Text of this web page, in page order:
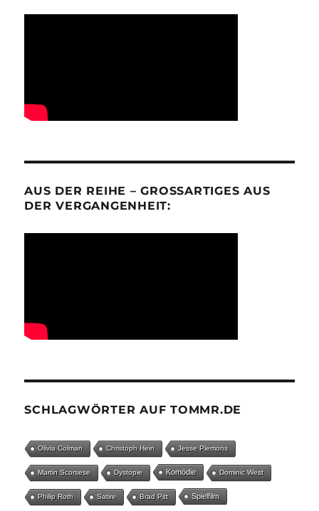
AUS DER REIHE – GROSSARTIGES AUS D
ER VERGANGENHEIT:
SCHLAGWÖRTER AUF TOMMR.DE
Olivia Colman Christoph Hein Jesse Plemons
Martin Scorsese Dystopie Komödie Dominic West
Philip Roth Satire Brad Pitt Spielfilm